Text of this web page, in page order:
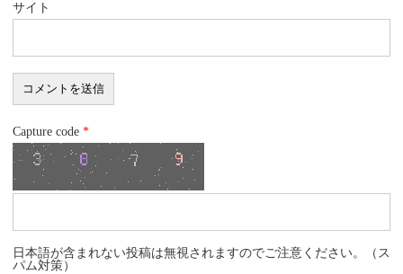
サイト
Capture code *
日本語が含まれない投稿は無視されますのでご注意ください。（ス
パム対策）